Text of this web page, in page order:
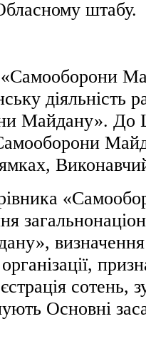
штабу.
діяльність
Майдану». До
визначення
сотень,
Основні